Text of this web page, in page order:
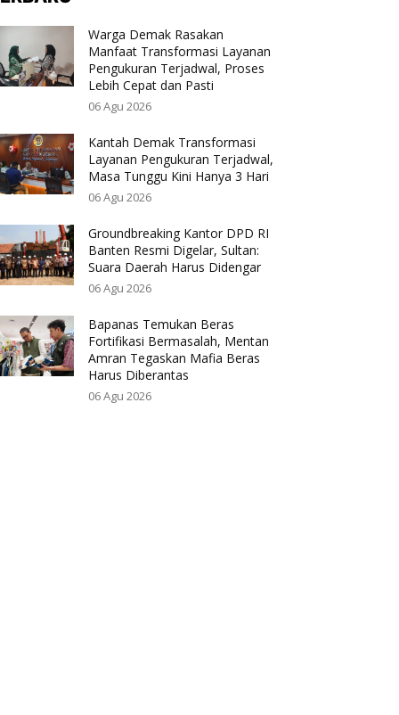
Warga Demak Rasakan
Manfaat Transformasi Layanan
Pengukuran Terjadwal, Proses
Lebih Cepat dan Pasti
06 Agu 2026
Kantah Demak Transformasi
Layanan Pengukuran Terjadwal,
Masa Tunggu Kini Hanya 3 Hari
06 Agu 2026
Groundbreaking Kantor DPD RI
Banten Resmi Digelar, Sultan:
Suara Daerah Harus Didengar
06 Agu 2026
Bapanas Temukan Beras
Fortifikasi Bermasalah, Mentan
Amran Tegaskan Mafia Beras
Harus Diberantas
06 Agu 2026